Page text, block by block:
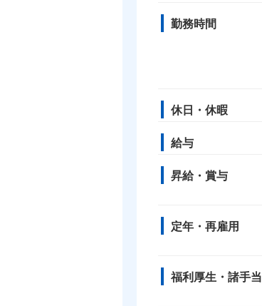
勤務時間
休日・休暇
給与
昇給・賞与
定年・再雇用
福利厚生・諸手当